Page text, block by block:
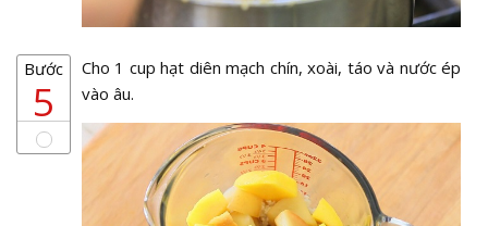
Bước
5
Cho 1 cup hạt diên mạch chín, xoài, táo và nước ép
vào âu.